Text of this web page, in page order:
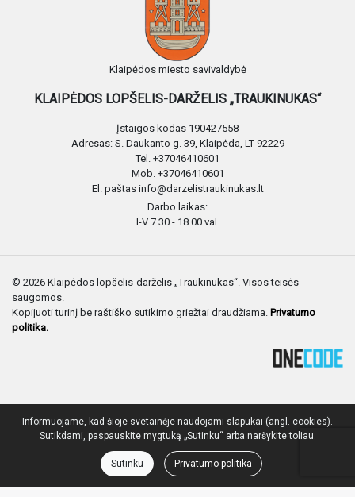
Klaipėdos miesto savivaldybė
KLAIPĖDOS LOPŠELIS-DARŽELIS „TRAUKINUKAS“
Įstaigos kodas 190427558
Adresas: S. Daukanto g. 39, Klaipėda, LT-92229
Tel. +37046410601
Mob. +37046410601
El. paštas info@darzelistraukinukas.lt
Darbo laikas:
I-V 7.30 - 18.00 val.
© 2026 Klaipėdos lopšelis-darželis „Traukinukas“. Visos teisės
saugomos.
Kopijuoti turinį be raštiško sutikimo griežtai draudžiama. Privatumo
politika.
Informuojame, kad šioje svetainėje naudojami slapukai (angl. cookies).
Sutikdami, paspauskite mygtuką „Sutinku“ arba naršykite toliau.
Sutinku Privatumo politika